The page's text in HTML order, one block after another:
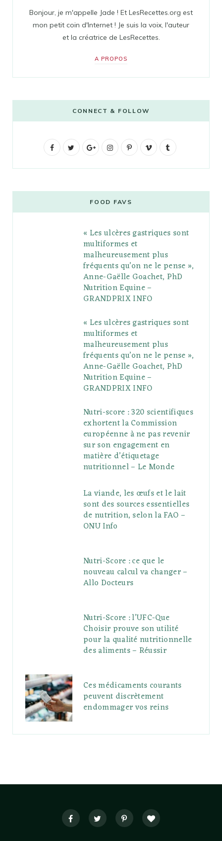
Bonjour, je m'appelle Jade ! Et LesRecettes.org est
mon petit coin d'Internet ! Je suis la voix, l'auteur
et la créatrice de LesRecettes.
A PROPOS
CONNECT & FOLLOW
F
b
t
G
g
l
e
P
l
s
I
t
a
g
r
a
m
P
e
r
e
s
V
o
l
r
FOOD FAVS
« Les ulcères gastriques sont
multiformes et
malheureusement plus
fréquents qu’on ne le pense »,
Anne-Gaëlle Goachet, PhD
Nutrition Equine –
GRANDPRIX INFO
« Les ulcères gastriques sont
multiformes et
malheureusement plus
fréquents qu’on ne le pense »,
Anne-Gaëlle Goachet, PhD
Nutrition Equine –
GRANDPRIX INFO
Nutri-score : 320 scientifiques
exhortent la Commission
européenne à ne pas revenir
sur son engagement en
matière d’étiquetage
nutritionnel – Le Monde
La viande, les œufs et le lait
sont des sources essentielles
de nutrition, selon la FAO –
ONU Info
Nutri-Score : ce que le
nouveau calcul va changer –
Allo Docteurs
Nutri-Score : l’UFC-Que
Choisir prouve son utilité
pour la qualité nutritionnelle
des aliments – Réussir
Ces médicaments courants
peuvent discrètement
endommager vos reins